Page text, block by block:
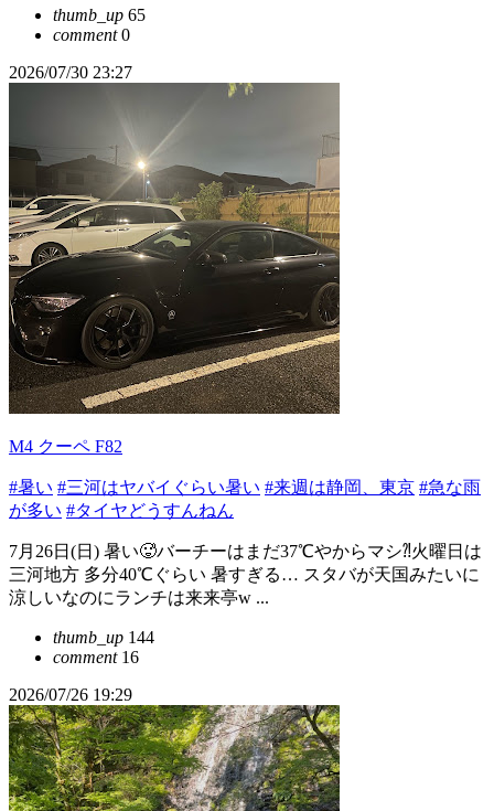
thumb_up 65
comment0
2026/07/30 23:27
M4 クーペ F82
#暑い #三河はヤバイぐらい暑い #来週は静岡、東京 #急な雨
が多い #タイヤどうすんねん
7月26日(日) 暑い🥵バーチーはまだ37℃やからマシ⁈火曜日は
三河地方 多分40℃ぐらい 暑すぎる… スタバが天国みたいに
涼しいなのにランチは来来亭w ...
thumb_up 144
comment16
2026/07/26 19:29